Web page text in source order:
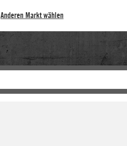
Anderen Markt wählen